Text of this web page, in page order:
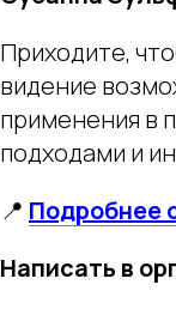
Приходите,
видение
применения в
подходами и
📍 Подробнее
Написать в